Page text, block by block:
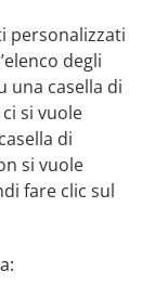
personalizzati
degli
una casella di
si vuole
di
si vuole
fare clic sul